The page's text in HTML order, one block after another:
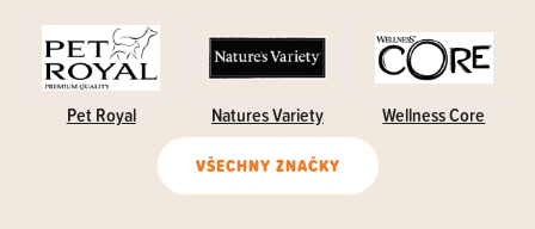
Pet Royal Natures Variety Wellness Core
VŠECHNY ZNAČKY